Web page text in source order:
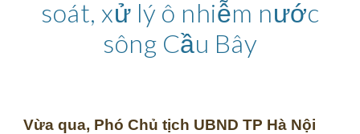
soát, xử lý ô nhiễm nước
sông Cầu Bây
Vừa qua, Phó Chủ tịch UBND TP Hà Nội